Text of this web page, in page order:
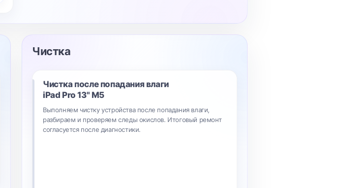
Чистка
Чистка после попадания влаги
iPad Pro 13" M5
Выполняем чистку устройства после попадания влаги,
разбираем и проверяем следы окислов. Итоговый ремонт
согласуется после диагностики.